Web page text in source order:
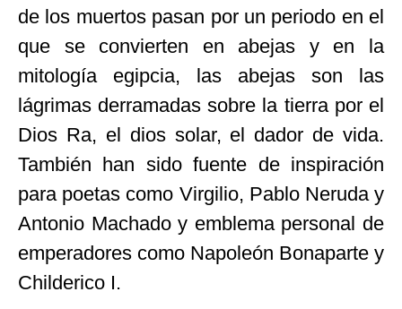
de los muertos pasan por un periodo en el
que se convierten en abejas y en la
mitología egipcia, las abejas son las
lágrimas derramadas sobre la tierra por el
Dios Ra, el dios solar, el dador de vida.
También han sido fuente de inspiración
para poetas como Virgilio, Pablo Neruda y
Antonio Machado y emblema personal de
emperadores como Napoleón Bonaparte y
Childerico I.